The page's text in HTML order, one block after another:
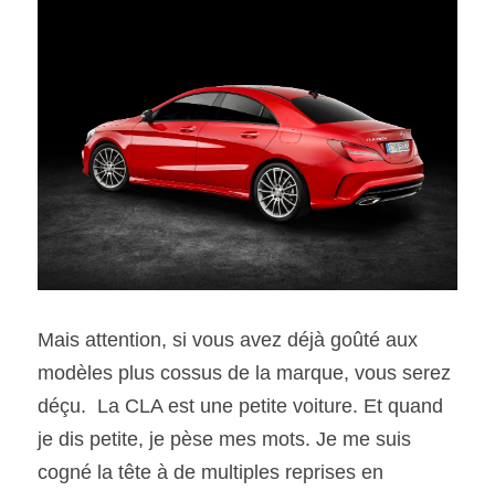
Mais attention, si vous avez déjà goûté aux
modèles plus cossus de la marque, vous serez
déçu.  La CLA est une petite voiture. Et quand
je dis petite, je pèse mes mots. Je me suis
cogné la tête à de multiples reprises en